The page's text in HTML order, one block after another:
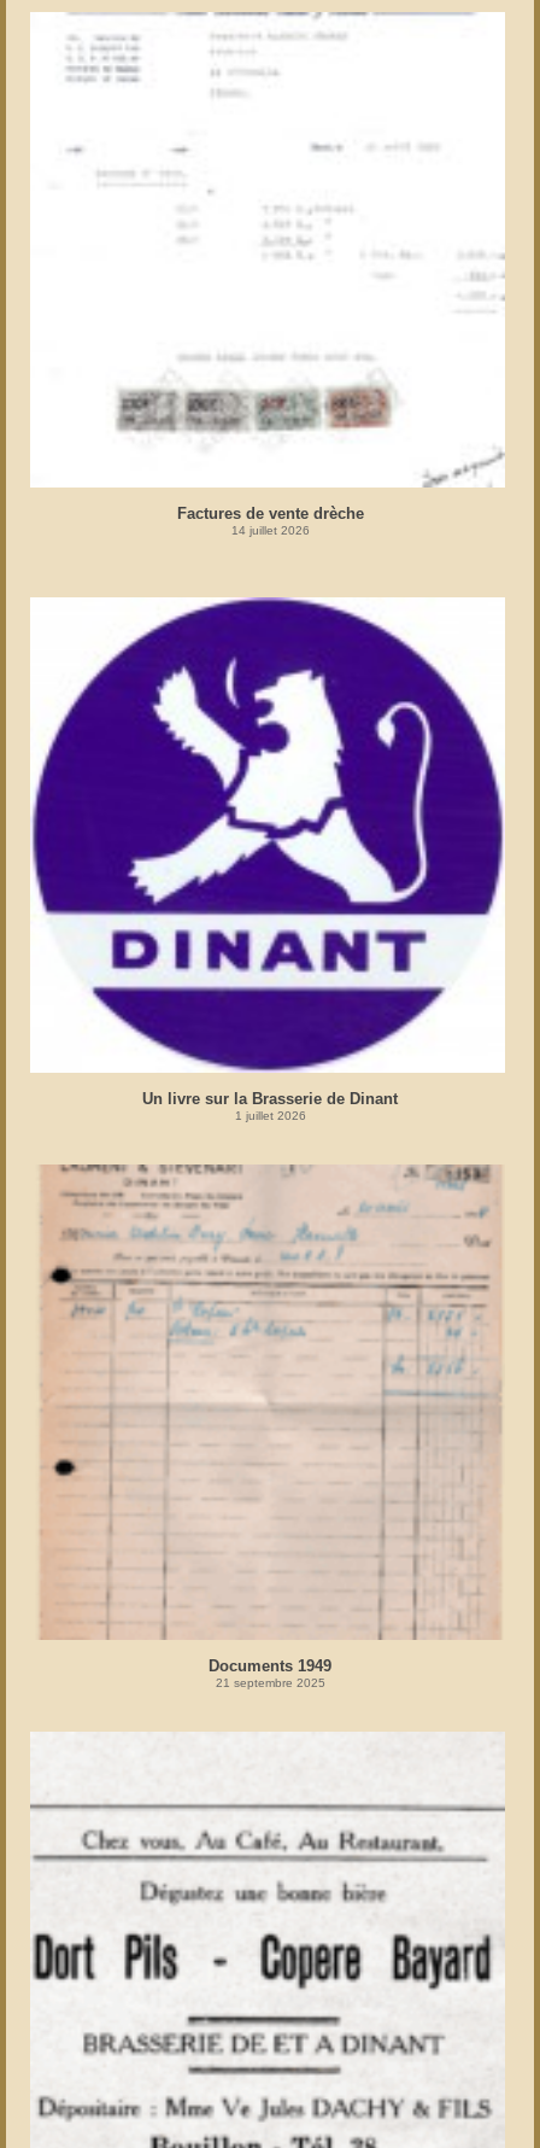
Factures de vente drèche
14 juillet 2026
Un livre sur la Brasserie de Dinant
1 juillet 2026
Documents 1949
21 septembre 2025